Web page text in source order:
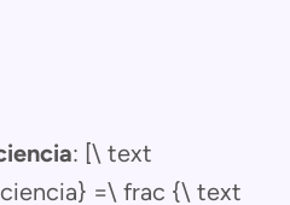
: [\ text
=\ frac {\ text